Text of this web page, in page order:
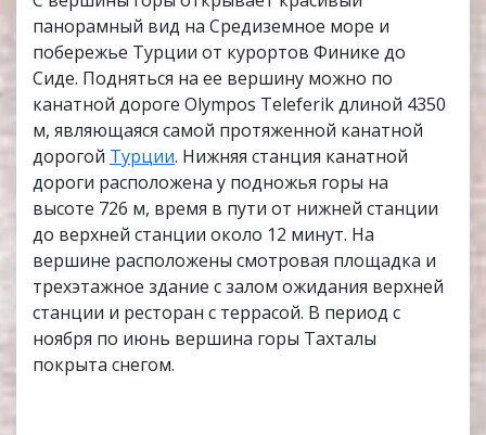
панорамный вид на Средиземное море и
побережье Турции от курортов Финике до
Сиде. Подняться на ее вершину можно по
канатной дороге Olympos Teleferik длиной 4350
м, являющаяся самой протяженной канатной
дорогой Турции. Нижняя станция канатной
дороги расположена у подножья горы на
высоте 726 м, время в пути от нижней станции
до верхней станции около 12 минут. На
вершине расположены смотровая площадка и
трехэтажное здание с залом ожидания верхней
станции и ресторан с террасой. В период с
ноября по июнь вершина горы Тахталы
покрыта снегом.